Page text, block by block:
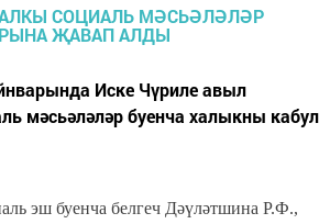
Иске Чүриле авыл
мәсьәләләр буенча халыкны кабул
эш буенча белгеч Дәүләтшина Р.Ф.,